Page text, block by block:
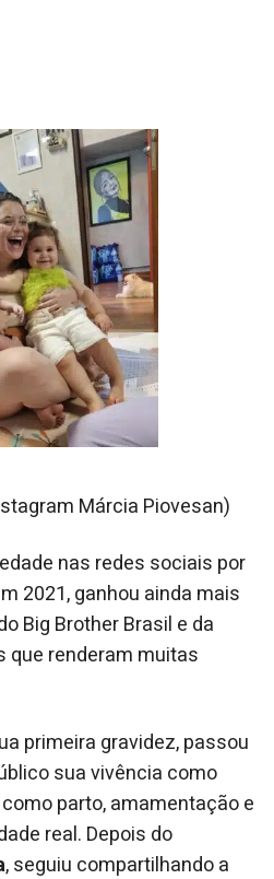
Márcia Piovesan)
nas redes sociais por
2021, ganhou ainda mais
Big Brother Brasil e da
que renderam muitas
primeira gravidez, passou
sua vivência como
parto, amamentação e
real. Depois do
, seguiu compartilhando a